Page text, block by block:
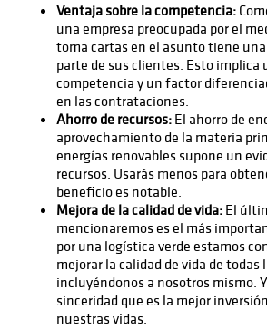
Ventaja sobre la competencia:
una empresa preocupada por el
toma cartas en el asunto tiene
parte de sus clientes. Esto implica
competencia y un factor
en las contrataciones.
Ahorro de recursos: El ahorro de
aprovechamiento de la materia
energías renovables supone un
recursos. Usarás menos para
beneficio es notable.
Mejora de la calidad de vida: El
mencionaremos es el más
por una logística verde estamos
mejorar la calidad de vida de todas
incluyéndonos a nosotros mismo.
sinceridad que es la mejor
nuestras vidas.